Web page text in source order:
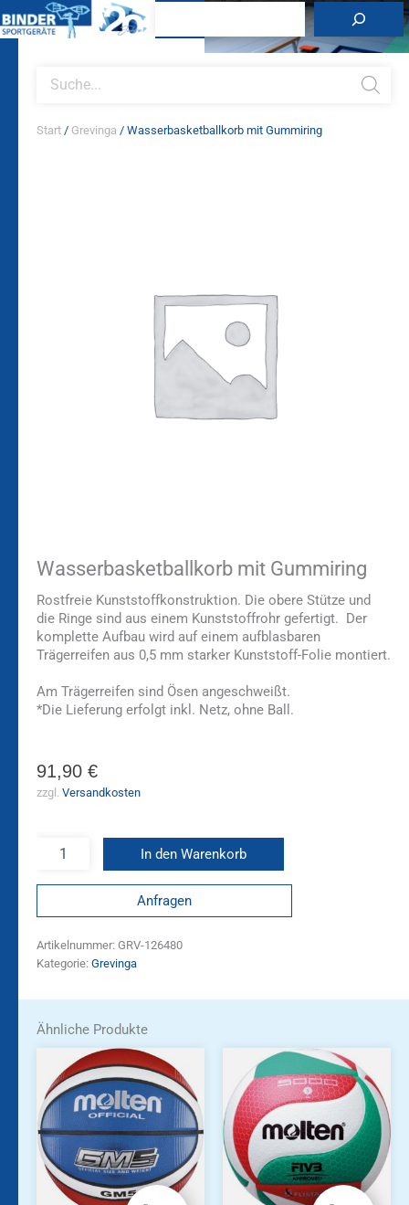
Inhalt
search
Start / Grevinga / Wasserbasketballkorb mit Gummiring
Wasserbasketballkorb mit Gummiring
Rostfreie Kunststoffkonstruktion. Die obere Stütze und
die Ringe sind aus einem Kunststoffrohr gefertigt. Der
komplette Aufbau wird auf einem aufblasbaren
Trägerreifen aus 0,5 mm starker Kunststoff-Folie montiert.
Am Trägerreifen sind Ösen angeschweißt.
*Die Lieferung erfolgt inkl. Netz, ohne Ball.
91,90 €
zzgl. Versandkosten
In den Warenkorb
Anfragen
Artikelnummer: GRV-126480
Kategorie: Grevinga
Ähnliche Produkte